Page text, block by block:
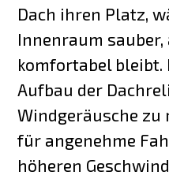
Dach ihren Platz,
Innenraum
komfortabel bleibt.
Aufbau der
Windgeräusche
für angenehme
höheren